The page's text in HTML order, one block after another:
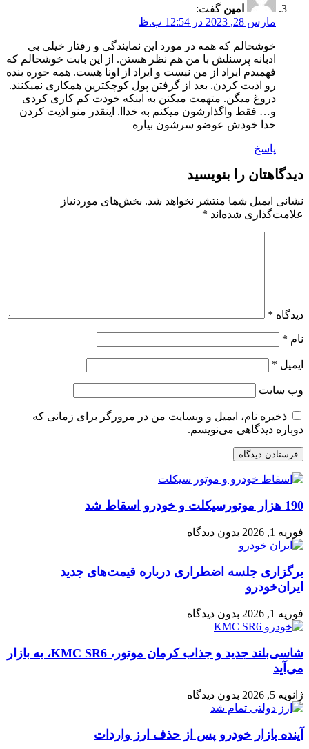
امین گفت:
مارس 28, 2023 در 12:54 ب.ظ
خوشحالم که همه در مورد این نمایندگی و رفتار خیلی بی
ادبانه پرسنلش با من هم نظر هستن. از این بابت خوشحالم که
فهمیدم ایراد از من نیست و ایراد از اونا هست. همه جوره بنده
رو اذیت کردن. بعد از گرفتن پول کوچکترین همکاری نمیکنند.
دروغ میگن. متهمت میکنن به اینکه خودت کم کاری کردی
و… فقط واگذارشون میکنم به خداا. اینقدر منو اذیت کردن
خدا خودش عوضو سرشون بیاره
پاسخ
دیدگاهتان را بنویسید
نشانی ایمیل شما منتشر نخواهد شد. بخش‌های موردنیاز
علامت‌گذاری شده‌اند *
دیدگاه *
نام *
ایمیل *
وب‌ سایت
ذخیره نام، ایمیل و وبسایت من در مرورگر برای زمانی که
دوباره دیدگاهی می‌نویسم.
190 هزار موتورسیکلت و خودرو اسقاط شد
فوریه 1, 2026 بدون دیدگاه
برگزاری جلسه اضطراری درباره قیمت‌های جدید
ایران‌خودرو
فوریه 1, 2026 بدون دیدگاه
شاسی‌بلند جدید و جذاب کرمان موتور، KMC SR6، به بازار
می‌آید
ژانویه 5, 2026 بدون دیدگاه
آینده بازار خودرو پس از حذف ارز واردات